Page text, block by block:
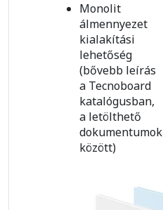
Monolit
álmennyezet
kialakítási
lehetőség
(bővebb leírás
a Tecnoboard
katalógusban,
a letölthető
dokumentumok
között)